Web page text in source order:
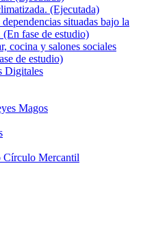
(Ejecutada)
situadas bajo la
fase de estudio)
cocina y salones sociales
de estudio)
Digitales
Magos
Círculo Mercantil